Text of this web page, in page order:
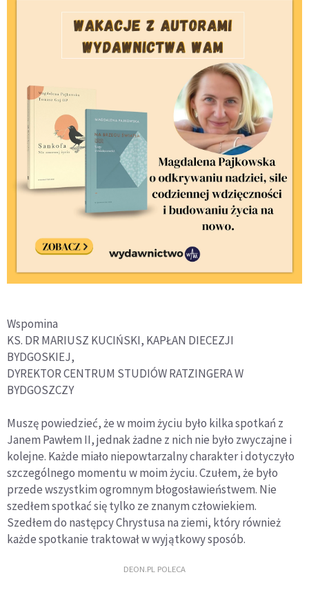
Wspomina
KS. DR MARIUSZ KUCIŃSKI, KAPŁAN DIECEZJI
BYDGOSKIEJ,
DYREKTOR CENTRUM STUDIÓW RATZINGERA W
BYDGOSZCZY
Muszę powiedzieć, że w moim życiu było kilka spotkań z
Janem Pawłem II, jednak żadne z nich nie było zwyczajne i
kolejne. Każde miało niepowtarzalny charakter i dotyczyło
szczególnego momentu w moim życiu. Czułem, że było
przede wszystkim ogromnym błogosławieństwem. Nie
szedłem spotkać się tylko ze znanym człowiekiem.
Szedłem do następcy Chrystusa na ziemi, który również
każde spotkanie traktował w wyjątkowy sposób.
DEON.PL POLECA